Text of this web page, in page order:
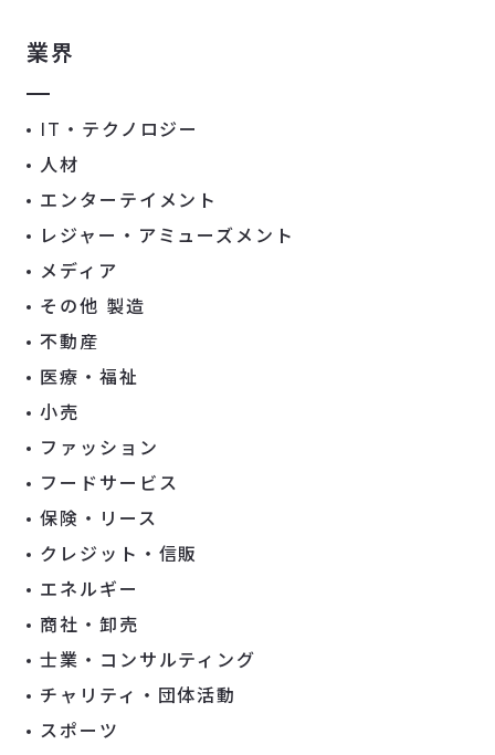
業界
IT・テクノロジー
人材
エンターテイメント
レジャー・アミューズメント
メディア
その他 製造
不動産
医療・福祉
小売
ファッション
フードサービス
保険・リース
クレジット・信販
エネルギー
商社・卸売
士業・コンサルティング
チャリティ・団体活動
スポーツ